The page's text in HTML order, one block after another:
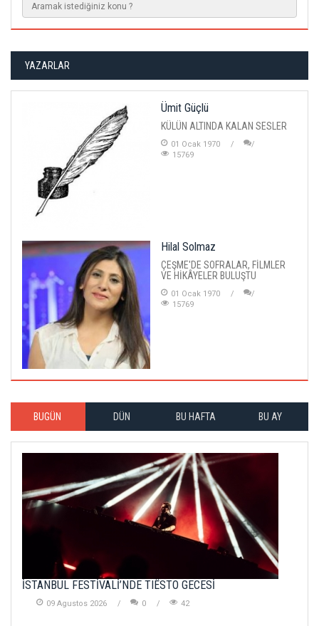
YAZARLAR
Ümit Güçlü
KÜLÜN ALTINDA KALAN SESLER
01 Ocak 1970
15769
Hilal Solmaz
ÇEŞME'DE SOFRALAR, FİLMLER
VE HİKÂYELER BULUŞTU
01 Ocak 1970
15769
BUGÜN DÜN BU HAFTA BU AY
İSTANBUL FESTİVALİ’NDE TIËSTO GECESİ
09 Agustos 2026 0 42